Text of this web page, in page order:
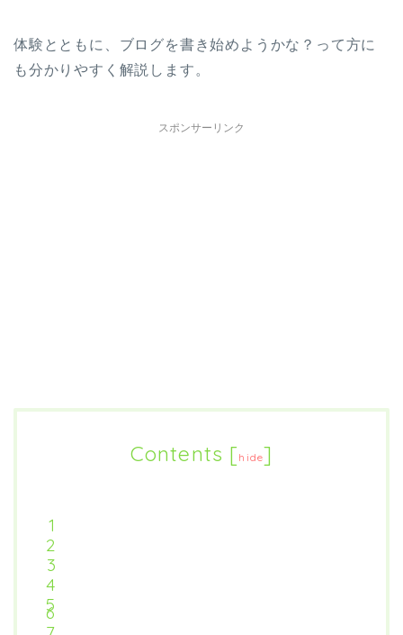
体験とともに、ブログを書き始めようかな？って方に
も分かりやすく解説します。
スポンサーリンク
Contents [hide]